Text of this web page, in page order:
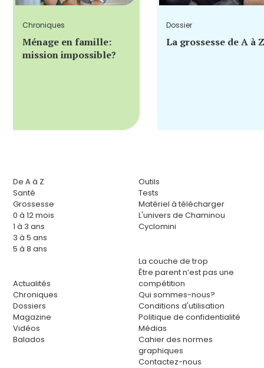
Chroniques
Ménage en famille:
mission impossible?
Dossier
La grossesse de A à Z
De A à Z
Santé
Grossesse
0 à 12 mois
1 à 3 ans
3 à 5 ans
5 à 8 ans
Actualités
Chroniques
Dossiers
Magazine
Vidéos
Balados
Outils
Tests
Matériel à télécharger
L'univers de Chaminou
Cyclomini
La couche de trop
Être parent n’est pas une
compétition
Qui sommes-nous?
Conditions d'utilisation
Politique de confidentialité
Médias
Cahier des normes
graphiques
Contactez-nous